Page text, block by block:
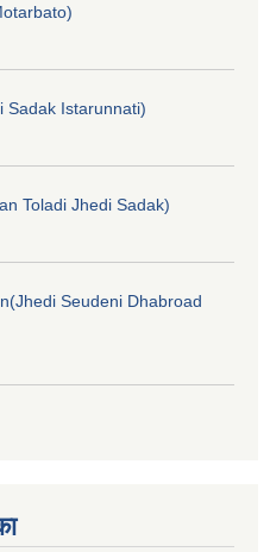
Sadak Istarunnati)
Toladi Jhedi Sadak)
Seudeni Dhabroad